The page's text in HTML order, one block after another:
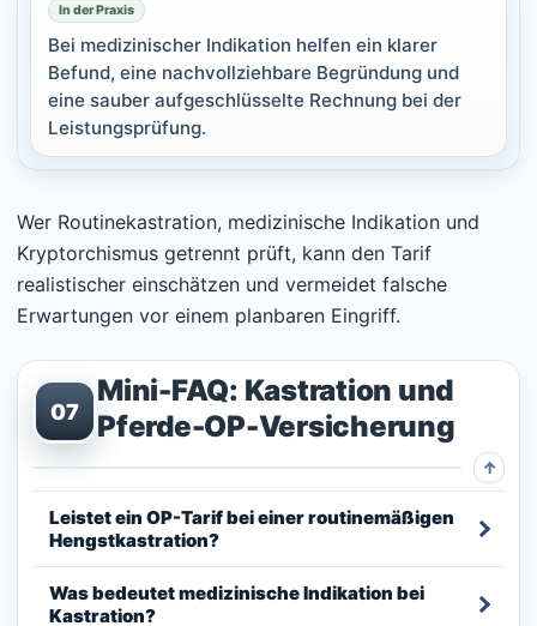
In der Praxis
Bei medizinischer Indikation helfen ein klarer
Befund, eine nachvollziehbare Begründung und
eine sauber aufgeschlüsselte Rechnung bei der
Leistungsprüfung.
Wer Routinekastration, medizinische Indikation und
Kryptorchismus getrennt prüft, kann den Tarif
realistischer einschätzen und vermeidet falsche
Erwartungen vor einem planbaren Eingriff.
07
Mini-FAQ: Kastration und
Pferde-OP-Versicherung
Leistet ein OP-Tarif bei einer routinemäßigen
Hengstkastration?
Was bedeutet medizinische Indikation bei
Kastration?